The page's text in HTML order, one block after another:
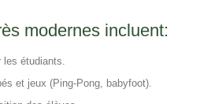
modernes incluent:
étudiants.
et jeux (Ping-Pong, babyfoot).